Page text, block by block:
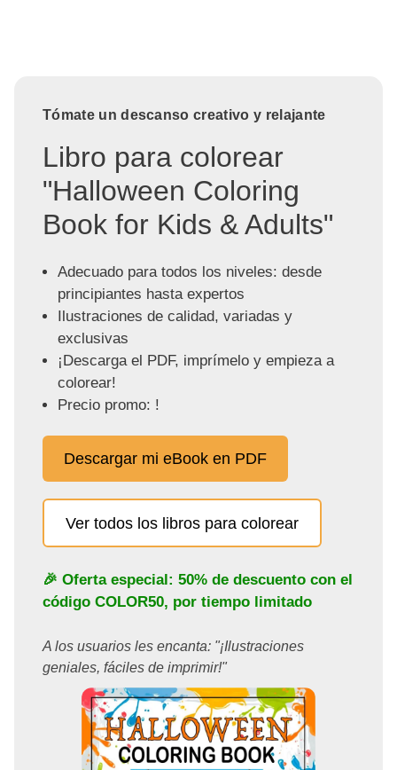
Tómate un descanso creativo y relajante
Libro para colorear
"Halloween Coloring
Book for Kids & Adults"
Adecuado para todos los niveles: desde
principiantes hasta expertos
Ilustraciones de calidad, variadas y
exclusivas
¡Descarga el PDF, imprímelo y empieza a
colorear!
Precio promo: !
Descargar mi eBook en PDF
Ver todos los libros para colorear
🎉 Oferta especial: 50% de descuento con el
código COLOR50, por tiempo limitado
A los usuarios les encanta: "¡Ilustraciones
geniales, fáciles de imprimir!"